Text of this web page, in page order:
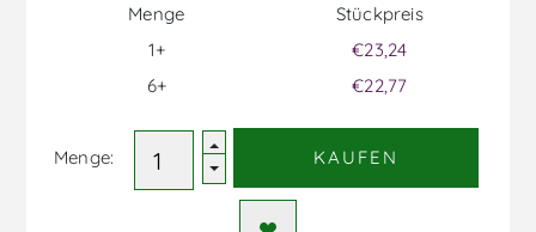
Menge
1+
6+
Stückpreis
€23,24
€22,77
Menge: KAUFEN